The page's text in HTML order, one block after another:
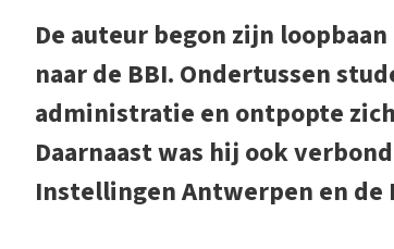
De auteur begon zijn
naar de BBI. Ondertussen
administratie en ontpopte
Daarnaast was hij ook
Instellingen Antwerpen en de